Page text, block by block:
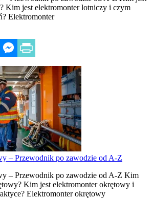
Kim jest elektromonter lotniczy i czym
Elektromonter
– Przewodnik po zawodzie od A-Z
– Przewodnik po zawodzie od A-Z Kim
Kim jest elektromonter okrętowy i
Elektromonter okrętowy